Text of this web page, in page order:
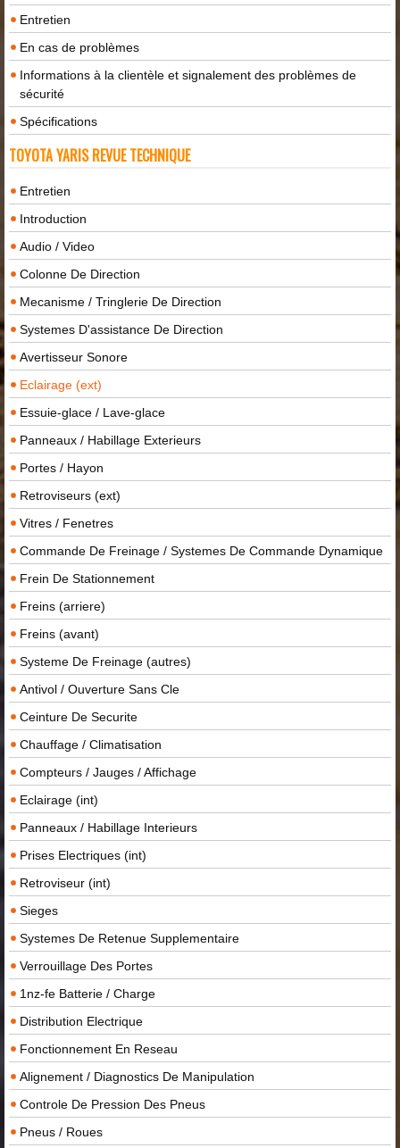
Entretien
En cas de problèmes
Informations à la clientèle et signalement des problèmes de
sécurité
Spécifications
TOYOTA YARIS REVUE TECHNIQUE
Entretien
Introduction
Audio / Video
Colonne De Direction
Mecanisme / Tringlerie De Direction
Systemes D'assistance De Direction
Avertisseur Sonore
Eclairage (ext)
Essuie-glace / Lave-glace
Panneaux / Habillage Exterieurs
Portes / Hayon
Retroviseurs (ext)
Vitres / Fenetres
Commande De Freinage / Systemes De Commande Dynamique
Frein De Stationnement
Freins (arriere)
Freins (avant)
Systeme De Freinage (autres)
Antivol / Ouverture Sans Cle
Ceinture De Securite
Chauffage / Climatisation
Compteurs / Jauges / Affichage
Eclairage (int)
Panneaux / Habillage Interieurs
Prises Electriques (int)
Retroviseur (int)
Sieges
Systemes De Retenue Supplementaire
Verrouillage Des Portes
1nz-fe Batterie / Charge
Distribution Electrique
Fonctionnement En Reseau
Alignement / Diagnostics De Manipulation
Controle De Pression Des Pneus
Pneus / Roues